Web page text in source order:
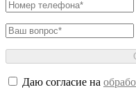
Даю согласие на